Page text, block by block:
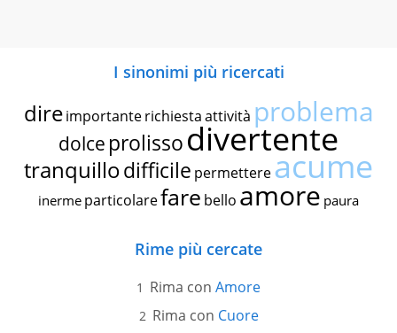
I sinonimi più ricercati
dire importante richiestaattività problema
dolce prolissodivertente
tranquillodifficile permettereacume
inerme particolarefare bello amore paura
Rime più cercate
Rima con Amore
Rima con Cuore